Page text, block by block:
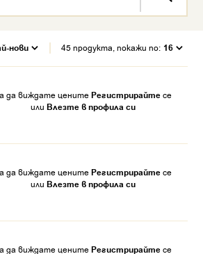
нови 45 продукта, покажи по: 16
да виждате ценитеРегистрирайтесе
илиВлезте в профила си
да виждате ценитеРегистрирайтесе
илиВлезте в профила си
да виждате ценитеРегистрирайтесе